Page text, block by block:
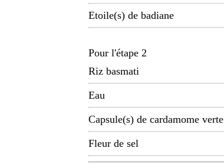
Etoile(s) de badiane
Pour l'étape 2
Riz basmati
Eau
Capsule(s) de cardamome verte
Fleur de sel